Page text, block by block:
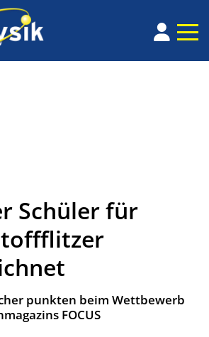
Schüler für
punkten beim Wettbewerb
FOCUS